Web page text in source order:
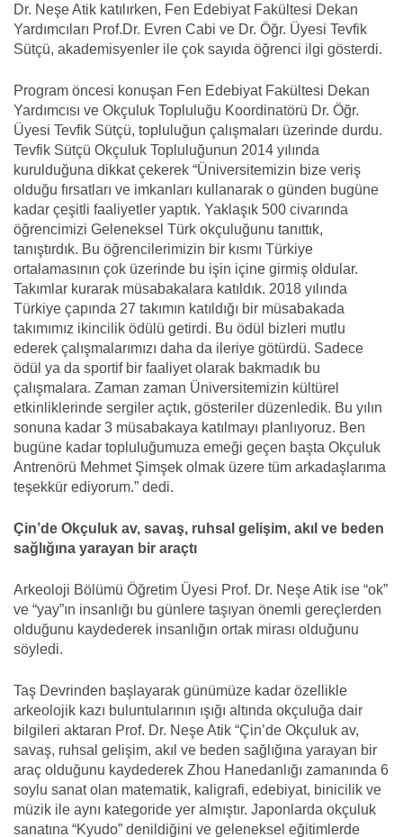
Dr. Neşe Atik katılırken, Fen Edebiyat Fakültesi Dekan
Yardımcıları Prof.Dr. Evren Cabi ve Dr. Öğr. Üyesi Tevfik
Sütçü, akademisyenler ile çok sayıda öğrenci ilgi gösterdi.
Program öncesi konuşan Fen Edebiyat Fakültesi Dekan
Yardımcısı ve Okçuluk Topluluğu Koordinatörü Dr. Öğr.
Üyesi Tevfik Sütçü, topluluğun çalışmaları üzerinde durdu.
Tevfik Sütçü Okçuluk Topluluğunun 2014 yılında
kurulduğuna dikkat çekerek “Üniversitemizin bize veriş
olduğu fırsatları ve imkanları kullanarak o günden bugüne
kadar çeşitli faaliyetler yaptık. Yaklaşık 500 civarında
öğrencimizi Geleneksel Türk okçuluğunu tanıttık,
tanıştırdık. Bu öğrencilerimizin bir kısmı Türkiye
ortalamasının çok üzerinde bu işin içine girmiş oldular.
Takımlar kurarak müsabakalara katıldık. 2018 yılında
Türkiye çapında 27 takımın katıldığı bir müsabakada
takımımız ikincilik ödülü getirdi. Bu ödül bizleri mutlu
ederek çalışmalarımızı daha da ileriye götürdü. Sadece
ödül ya da sportif bir faaliyet olarak bakmadık bu
çalışmalara. Zaman zaman Üniversitemizin kültürel
etkinliklerinde sergiler açtık, gösteriler düzenledik. Bu yılın
sonuna kadar 3 müsabakaya katılmayı planlıyoruz. Ben
bugüne kadar topluluğumuza emeği geçen başta Okçuluk
Antrenörü Mehmet Şimşek olmak üzere tüm arkadaşlarıma
teşekkür ediyorum.” dedi.
Çin’de Okçuluk av, savaş, ruhsal gelişim, akıl ve beden
sağlığına yarayan bir araçtı
Arkeoloji Bölümü Öğretim Üyesi Prof. Dr. Neşe Atik ise “ok”
ve “yay”ın insanlığı bu günlere taşıyan önemli gereçlerden
olduğunu kaydederek insanlığın ortak mirası olduğunu
söyledi.
Taş Devrinden başlayarak günümüze kadar özellikle
arkeolojik kazı buluntularının ışığı altında okçuluğa dair
bilgileri aktaran Prof. Dr. Neşe Atik “Çin’de Okçuluk av,
savaş, ruhsal gelişim, akıl ve beden sağlığına yarayan bir
araç olduğunu kaydederek Zhou Hanedanlığı zamanında 6
soylu sanat olan matematik, kaligrafi, edebiyat, binicilik ve
müzik ile aynı kategoride yer almıştır. Japonlarda okçuluk
sanatına “Kyudo” denildiğini ve geleneksel eğitimlerde